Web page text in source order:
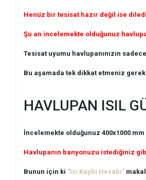
Henüz bir tesisat hazır değil ise
Şu an incelemekte olduğunuz
Tesisat uyumu havlupanınızın
Bu aşamada tek dikkat etmeniz
HAVLUPAN ISIL
İncelemekte olduğunuz 400x1000
Havlupanın banyonuzu istediğiniz gibi
Bunun için ki "Isı Kaybı Hesabı"